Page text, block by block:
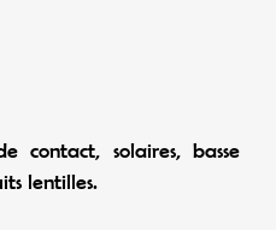
contact, solaires, basse
lentilles.